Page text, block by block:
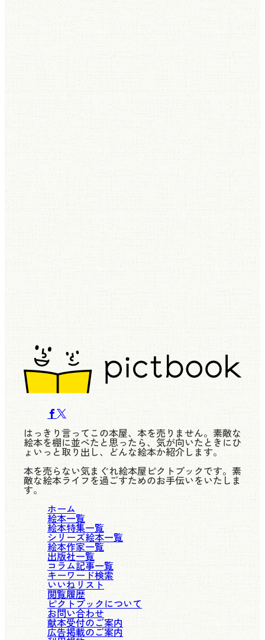
はっきり言ってこの本屋、本を売りません。素敵な
絵本を棚に並べたと思ったら、気が向いたときにひ
ょいっと取り出し、どんな絵本か紹介します。
本を売らない気まぐれ絵本屋ピクトブックです。素
敵な絵本ライフを過ごすためのお手伝いをいたしま
す。
ホーム
絵本一覧
絵本特集一覧
シリーズ絵本一覧
絵本作家一覧
出版社一覧
コラム記事一覧
キーワード検索
いいねリスト
閲覧履歴
ピクトブックについて
お問い合わせ
献本受付のご案内
広告掲載のご案内